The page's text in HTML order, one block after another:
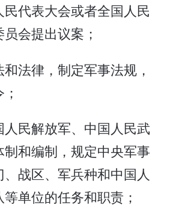
民代表大会或者全国人民
会提出议案；
和法律，制定军事法规，
人民解放军、中国人民武
和编制，规定中央军事
战区、军兵种和中国人
单位的任务和职责；